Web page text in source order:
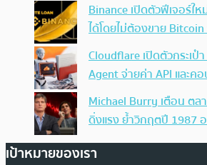
Binance เปิดตัวฟีเจอร์ใ
ได้โดยไม่ต้องขาย
Cloudflare เปิดตัวกระเป๋
Agent จ่ายค่า API และค
Michael Burry เตือน ต
ดิ่งแรง ย้ำวิกฤตปี 1987
เป้าหมายของเรา